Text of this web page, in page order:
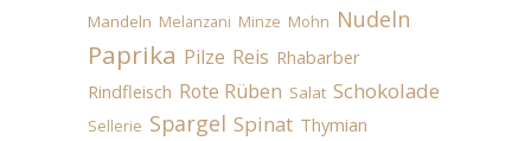
Mandeln Melanzani Minze Mohn Nudeln
Paprika Pilze Reis Rhabarber
Rindfleisch Rote Rüben Salat Schokolade
Sellerie Spargel Spinat Thymian